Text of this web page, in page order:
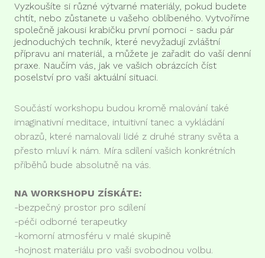
Vyzkoušíte si různé výtvarné materiály, pokud budete
chtít, nebo zůstanete u vašeho oblíbeného. Vytvoříme
společně jakousi krabičku první pomoci - sadu pár
jednoduchých technik, které nevyžadují zvláštní
přípravu ani materiál, a můžete je zařadit do vaší denní
praxe. Naučím vás, jak ve vašich obrázcích číst
poselství pro vaši aktuální situaci.
Součástí workshopu budou kromě malování také
imaginativní meditace, intuitivní tanec a vykládání
obrazů, které namalovali lidé z druhé strany světa a
přesto mluví k nám. Míra sdílení vašich konkrétních
příběhů bude absolutně na vás.
NA WORKSHOPU ZÍSKÁTE:
-bezpečný prostor pro sdílení
-péči odborné terapeutky
-komorní atmosféru v malé skupině
-hojnost materiálu pro vaši svobodnou volbu.